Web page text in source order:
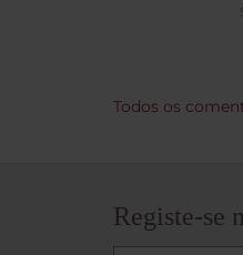
Restaurantes
hospedamos
Todos os
Registe-se